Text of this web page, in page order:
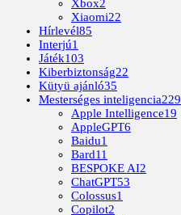
Xbox2
Xiaomi22
Hírlevél85
Interjú1
Játék103
Kiberbiztonság22
Kütyü ajánló35
Mesterséges inteligencia229
Apple Intelligence19
AppleGPT6
Baidu1
Bard11
BESPOKE AI2
ChatGPT53
Colossus1
Copilot2